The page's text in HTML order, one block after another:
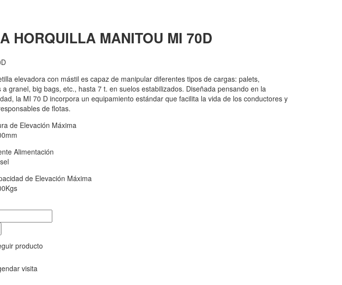
HORQUILLA MANITOU MI 70D
elevadora con mástil es capaz de manipular diferentes tipos de cargas: palets,
a granel, big bags, etc., hasta 7 t. en suelos estabilizados. Diseñada pensando en la
la MI 70 D incorpora un equipamiento estándar que facilita la vida de los conductores y
de flotas.
de Elevación Máxima
Alimentación
de Elevación Máxima
producto
visita